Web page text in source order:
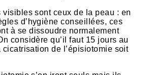
visibles sont ceux de la peau : en
d’hygiène conseillées, ces
à se dissoudre normalement
considère qu’il faut 15 jours au
de l’épisiotomie soit